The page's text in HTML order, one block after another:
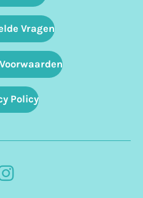
Vragen
Policy
I